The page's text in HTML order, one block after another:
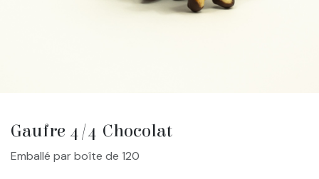
Gaufre 4/4 Chocolat
Emballé par boîte de 120